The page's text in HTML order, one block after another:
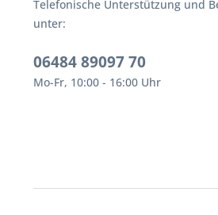
Telefonische Unterstützung und
unter:
06484 89097 70
Mo-Fr, 10:00 - 16:00 Uhr